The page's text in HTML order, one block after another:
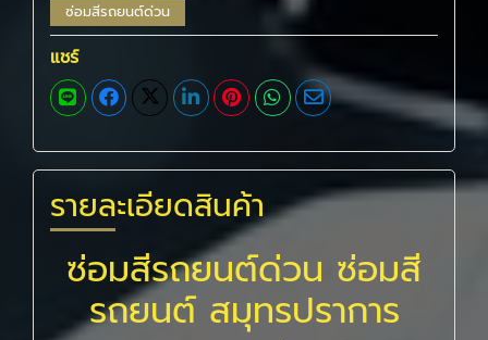
ซ่อมสีรถยนต์ด่วน
แชร์
รายละเอียดสินค้า
ซ่อมสีรถยนต์ด่วน ซ่อมสี
รถยนต์ สมุทรปราการ